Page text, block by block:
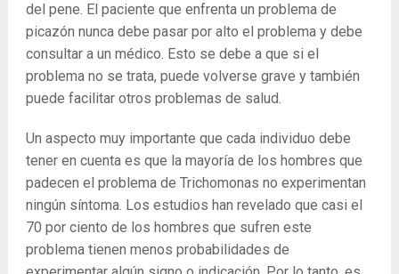
del pene. El paciente que enfrenta un problema de
picazón nunca debe pasar por alto el problema y debe
consultar a un médico. Esto se debe a que si el
problema no se trata, puede volverse grave y también
puede facilitar otros problemas de salud.
Un aspecto muy importante que cada individuo debe
tener en cuenta es que la mayoría de los hombres que
padecen el problema de Trichomonas no experimentan
ningún síntoma. Los estudios han revelado que casi el
70 por ciento de los hombres que sufren este
problema tienen menos probabilidades de